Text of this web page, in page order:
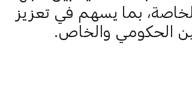
بما يسهم في تعزيز
الحكومي والخاص.